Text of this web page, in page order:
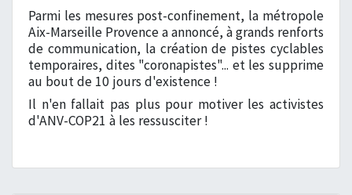
Parmi les mesures post-confinement, la métropole
Aix-Marseille Provence a annoncé, à grands renforts
de communication, la création de pistes cyclables
temporaires, dites "coronapistes"... et les supprime
au bout de 10 jours d'existence !
Il n'en fallait pas plus pour motiver les activistes
d'ANV-COP21 à les ressusciter !